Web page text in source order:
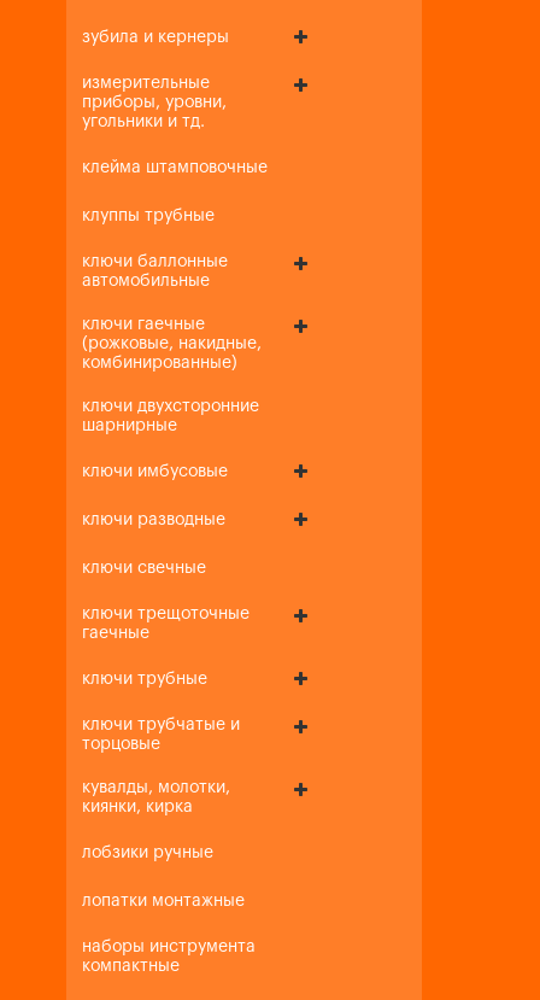
зубила и кернеры
измерительные
приборы, уровни,
угольники и тд.
клейма штамповочные
клуппы трубные
ключи баллонные
автомобильные
ключи гаечные
(рожковые, накидные,
комбинированные)
ключи двухсторонние
шарнирные
ключи имбусовые
ключи разводные
ключи свечные
ключи трещоточные
гаечные
ключи трубные
ключи трубчатые и
торцовые
кувалды, молотки,
киянки, кирка
лобзики ручные
лопатки монтажные
наборы инструмента
компактные